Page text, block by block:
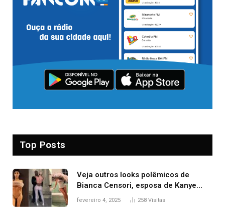
Top Posts
Veja outros looks polêmicos de
Bianca Censori, esposa de Kanye
West que apareceu nua no Grammy
fevereiro 4, 2025 258 Visitas